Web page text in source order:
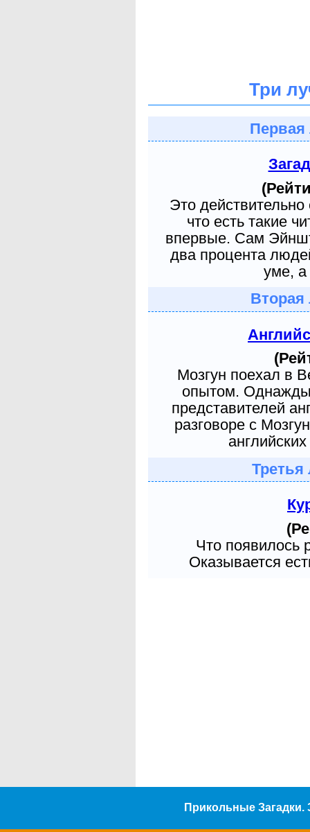
Три
Первая
Это
что есть такие
впервые. Сам
два процента
уме, а
Вторая
Мозгун поехал в
опытом. Однажды
представителей
разговоре с
Третья
Что появилось
Оказывается
Прикольные Загадки.